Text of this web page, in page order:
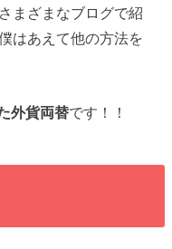
まざまなブログで紹
はあえて他の方法を
外貨両替です！！